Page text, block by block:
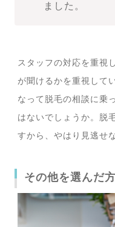
ました。
スタッフの対応を重視
が聞けるかを重視して
なって脱毛の相談に乗
はないでしょうか。脱
すから、やはり見逃せ
その他を選んだ